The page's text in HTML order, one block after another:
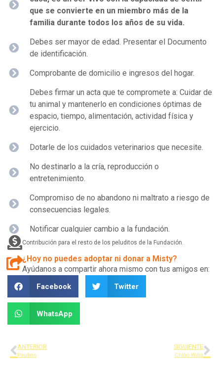
que se convierte en un miembro más de la
familia durante todos los años de su vida.
Debes ser mayor de edad. Presentar el Documento
de identificación.
Comprobante de domicilio e ingresos del hogar.
Debes firmar un acta que te compromete a: Cuidar de
tu animal y mantenerlo en condiciones óptimas de
espacio, tiempo, alimentación, actividad física y
ejercicio.
Dotarle de los cuidados veterinarios que necesite.
No destinarlo a la cría, reproducción o
entretenimiento.
Compromiso de no abandono ni maltrato a riesgo de
consecuencias legales.
Notificar cualquier cambio a la fundación.
Contribución para el resto de los peluditos de la Fundación.
¿Hoy no puedes adoptar ni donar a Misty?
Ayúdanos a compartir ahora mismo con tus amigos en:
Facebook Twitter
WhatsApp
ANTERIOR
Paulino
SIGUIENTE
Chilis Wilis